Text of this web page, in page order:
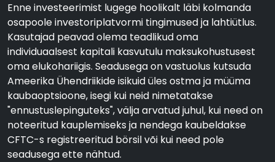
Enne investeerimist lugege hoolikalt läbi kolmanda
osapoole investoriplatvormi tingimused ja lahtiütlus.
Kasutajad peavad olema teadlikud oma
individuaalsest kapitali kasvutulu maksukohustusest
oma elukohariigis. Seadusega on vastuolus kutsuda
Ameerika Ühendriikide isikuid üles ostma ja müüma
kaubaoptsioone, isegi kui neid nimetatakse
"ennustuslepinguteks", välja arvatud juhul, kui need on
noteeritud kauplemiseks ja nendega kaubeldakse
CFTC-s registreeritud börsil või kui need pole
seadusega ette nähtud.